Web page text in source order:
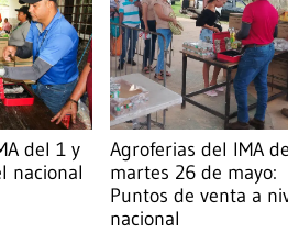
del 1 y
nacional
Agroferias del IMA
martes 26 de mayo:
Puntos de venta a
nacional